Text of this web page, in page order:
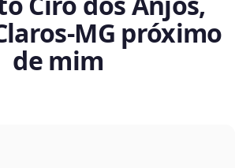
próximo
de mim